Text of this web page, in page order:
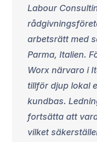
Labour
arbetsrätt med
Parma, Italien.
Worx närvaro i
tillför djup lokal
kundbas.
fortsätta att
vilket